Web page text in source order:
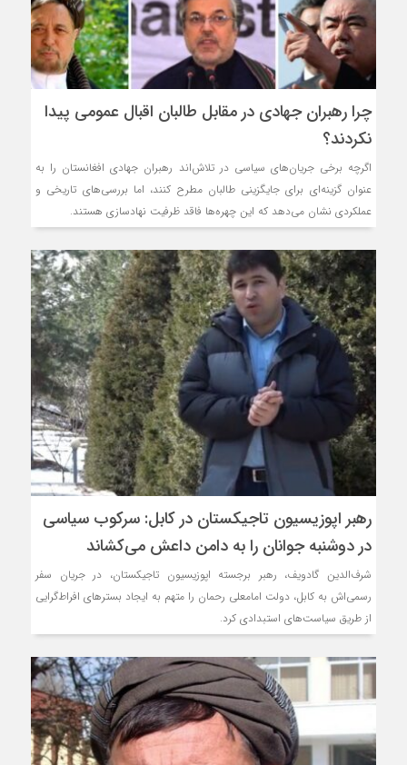
چرا رهبران جهادی در مقابل طالبان اقبال عمومی پیدا
نکردند؟
اگرچه برخی جریان‌های سیاسی در تلاش‌اند رهبران جهادی افغانستان را به
عنوان گزینه‌ای برای جایگزینی طالبان مطرح کنند، اما بررسی‌های تاریخی و
عملکردی نشان می‌دهد که این چهره‌ها فاقد ظرفیت نهادسازی هستند.
رهبر اپوزیسیون تاجیکستان در کابل: سرکوب سیاسی
در دوشنبه جوانان را به دامن داعش می‌کشاند
شرف‌الدین گادویف، رهبر برجسته اپوزیسیون تاجیکستان، در جریان سفر
رسمی‌اش به کابل، دولت امامعلی رحمان را متهم به ایجاد بسترهای افراط‌گرایی
از طریق سیاست‌های استبدادی کرد.